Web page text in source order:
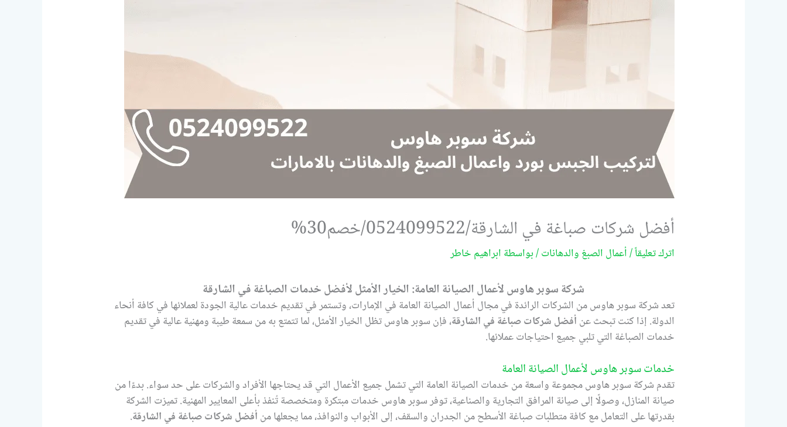
أفضل شركات صباغة في الشارقة/0524099522/خصم30%
اترك تعليقاً/أعمال الصبغ والدهانات/ بواسطة ابراهيم خاطر
شركة سوبر هاوس لأعمال الصيانة العامة: الخيار الأمثل لأفضل خدمات الصباغة في الشارقة
تعد شركة سوبر هاوس من الشركات الرائدة في مجال أعمال الصيانة العامة في الإمارات، وتستمر في تقديم خدمات عالية الجودة لعملائها في كافة أنحاء
الدولة. إذا كنت تبحث عن أفضل شركات صباغة في الشارقة، فإن سوبر هاوس تظل الخيار الأمثل، لما تتمتع به من سمعة طيبة ومهنية عالية في تقديم
خدمات الصباغة التي تلبي جميع احتياجات عملائها.
خدمات سوبر هاوس لأعمال الصيانة العامة
تقدم شركة سوبر هاوس مجموعة واسعة من خدمات الصيانة العامة التي تشمل جميع الأعمال التي قد يحتاجها الأفراد والشركات على حد سواء. بدءًا من
صيانة المنازل، وصولًا إلى صيانة المرافق التجارية والصناعية، توفر سوبر هاوس خدمات مبتكرة ومتخصصة تُنفذ بأعلى المعايير المهنية. تميزت الشركة
بقدرتها على التعامل مع كافة متطلبات صباغة الأسطح من الجدران والسقف، إلى الأبواب والنوافذ، مما يجعلها من أفضل شركات صباغة في الشارقة.